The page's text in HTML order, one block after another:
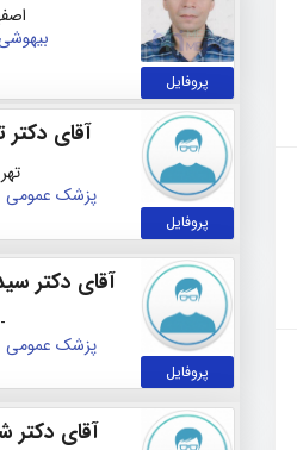
پروفایل
پروفایل
آقای
پزشک عمومی
پروفایل
آقای دکتر
-
پزشک عمومی
آقای دکتر